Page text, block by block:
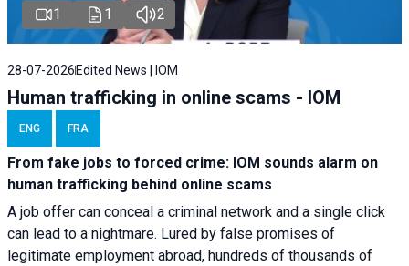
1 1 2
28-07-2026 Edited News | IOM
Human trafficking in online scams - IOM
ENG FRA
From fake jobs to forced crime: IOM sounds alarm on
human trafficking behind online scams
A job offer can conceal a criminal network and a single click
can lead to a nightmare. Lured by false promises of
legitimate employment abroad, hundreds of thousands of